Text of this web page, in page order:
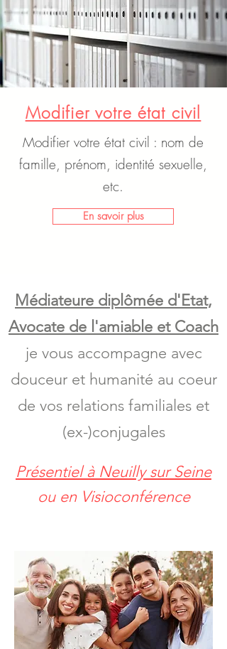
Modifier votre état civil
Modifier votre état civil : nom de
famille, prénom, identité sexuelle,
etc.
En savoir plus
Médiateure diplômée d'Etat,
Avocate de l'amiable et Coach
je vous accompagne avec
douceur et humanité au coeur
de vos relations familiales et
(ex-)conjugales
Présentiel à Neuilly sur Seine
ou en Visioconférence